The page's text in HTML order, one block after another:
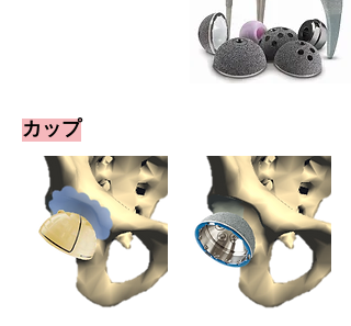
​カップ